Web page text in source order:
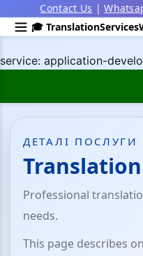
service: application-
Contact Us |
🎓
ДЕТАЛІ ПОСЛУГИ
Professional
needs.
This page describes